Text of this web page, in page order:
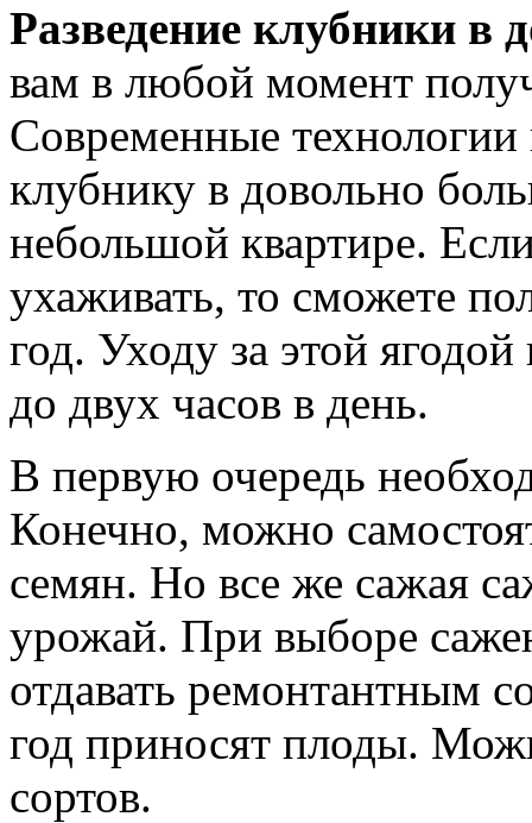
Разведение клубники в
вам в любой момент
Современные
клубнику в довольно
небольшой квартире.
ухаживать, то сможете
год. Уходу за этой
до двух часов в день.
В первую очередь
Конечно, можно
семян. Но все же сажая
урожай. При выборе
отдавать ремонтантным
год приносят плоды.
сортов.